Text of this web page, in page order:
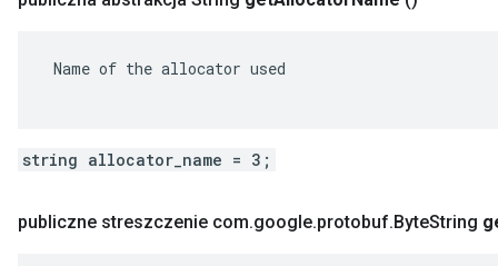
Name of the allocator used
string allocator_name = 3;
publiczne streszczenie com.google.protobuf.ByteString